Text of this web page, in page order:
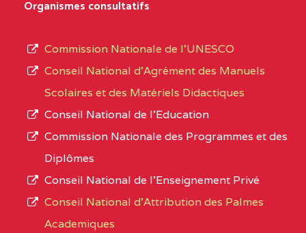
PROFESSIONNEL
(CEGEP) STE FOI BP
:4740 YAOUNDE
CENTRE
COLLEGE PANAFRICAIN
DE L'EXCELLENCE BP
CENTRE
COLLEGE PRIVE
type
L’offre
d’éducation
de
Organismes consultatifs
Commission Nationale de l’UNESCO
Conseil National d’Agrément des Manuels
Scolaires et des Matériels Didactiques
Conseil National de l’Education
Commission Nationale des Programmes et des
Diplômes
Conseil National de l’Enseignement Privé
Conseil National d'Attribution des Palmes
Academiques